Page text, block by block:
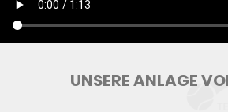
UNSERE ANLAGE